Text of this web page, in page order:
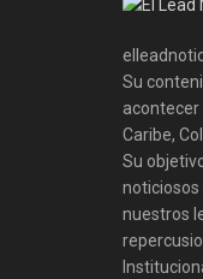
Su
acontecer
Caribe,
Su
noticiosos
nuestros